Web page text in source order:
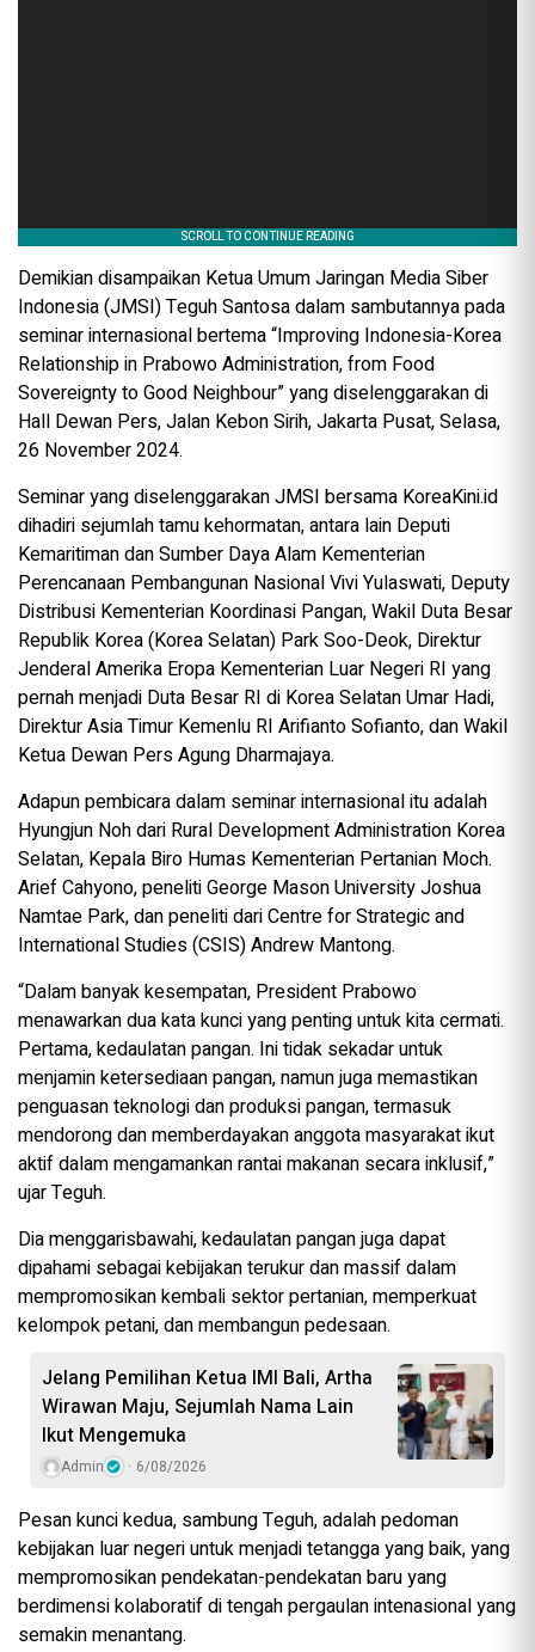
Demikian disampaikan Ketua Umum Jaringan Media Siber
Indonesia (JMSI) Teguh Santosa dalam sambutannya pada
seminar internasional bertema “Improving Indonesia-Korea
Relationship in Prabowo Administration, from Food
Sovereignty to Good Neighbour” yang diselenggarakan di
Hall Dewan Pers, Jalan Kebon Sirih, Jakarta Pusat, Selasa,
26 November 2024.
Seminar yang diselenggarakan JMSI bersama KoreaKini.id
dihadiri sejumlah tamu kehormatan, antara lain Deputi
Kemaritiman dan Sumber Daya Alam Kementerian
Perencanaan Pembangunan Nasional Vivi Yulaswati, Deputy
Distribusi Kementerian Koordinasi Pangan, Wakil Duta Besar
Republik Korea (Korea Selatan) Park Soo-Deok, Direktur
Jenderal Amerika Eropa Kementerian Luar Negeri RI yang
pernah menjadi Duta Besar RI di Korea Selatan Umar Hadi,
Direktur Asia Timur Kemenlu RI Arifianto Sofianto, dan Wakil
Ketua Dewan Pers Agung Dharmajaya.
Adapun pembicara dalam seminar internasional itu adalah
Hyungjun Noh dari Rural Development Administration Korea
Selatan, Kepala Biro Humas Kementerian Pertanian Moch.
Arief Cahyono, peneliti George Mason University Joshua
Namtae Park, dan peneliti dari Centre for Strategic and
International Studies (CSIS) Andrew Mantong.
“Dalam banyak kesempatan, President Prabowo
menawarkan dua kata kunci yang penting untuk kita cermati.
Pertama, kedaulatan pangan. Ini tidak sekadar untuk
menjamin ketersediaan pangan, namun juga memastikan
penguasan teknologi dan produksi pangan, termasuk
mendorong dan memberdayakan anggota masyarakat ikut
aktif dalam mengamankan rantai makanan secara inklusif,”
ujar Teguh.
Dia menggarisbawahi, kedaulatan pangan juga dapat
dipahami sebagai kebijakan terukur dan massif dalam
mempromosikan kembali sektor pertanian, memperkuat
kelompok petani, dan membangun pedesaan.
Jelang Pemilihan Ketua IMI Bali, Artha
Wirawan Maju, Sejumlah Nama Lain
Ikut Mengemuka
Admin 6/08/2026
Pesan kunci kedua, sambung Teguh, adalah pedoman
kebijakan luar negeri untuk menjadi tetangga yang baik, yang
mempromosikan pendekatan-pendekatan baru yang
berdimensi kolaboratif di tengah pergaulan intenasional yang
semakin menantang.